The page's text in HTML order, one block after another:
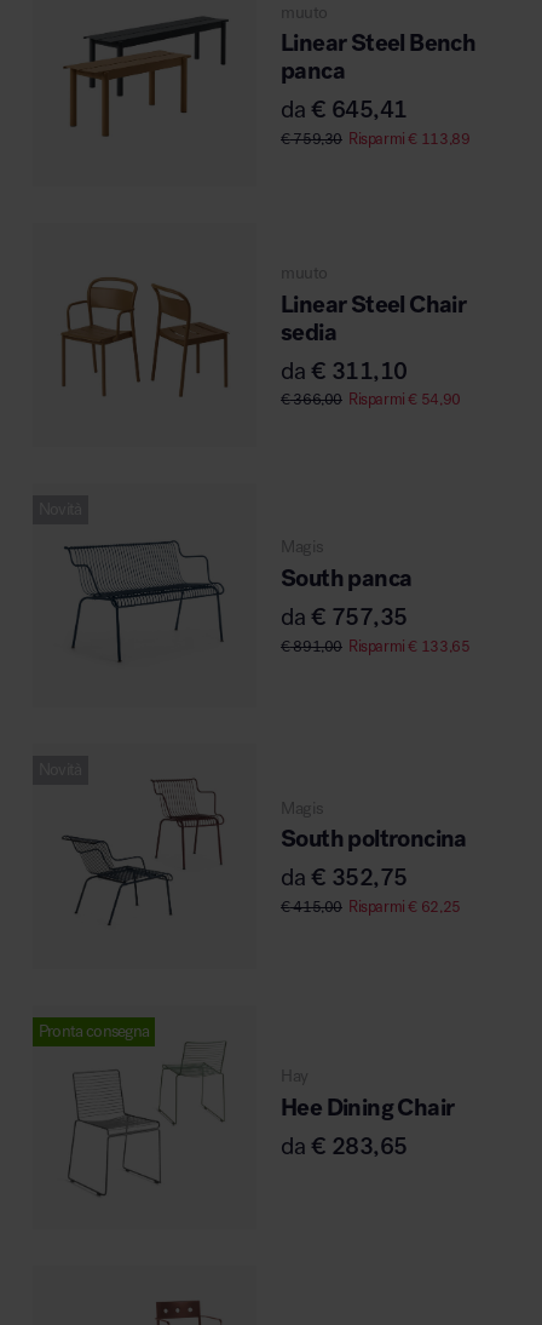
muuto
Linear Steel Bench
panca
da€ 645,41
€759,30 Risparmi€ 113,89
muuto
Linear Steel Chair
sedia
da€ 311,10
€366,00 Risparmi€ 54,90
Magis
South panca
da€ 757,35
€891,00 Risparmi€ 133,65
Magis
South poltroncina
da€ 352,75
€415,00 Risparmi€ 62,25
Pronta consegna
Hay
Hee Dining Chair
da€ 283,65